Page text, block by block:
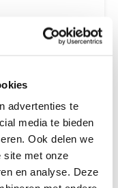
advertenties te
media te bieden
Ook delen we
site met onze
en analyse. Deze